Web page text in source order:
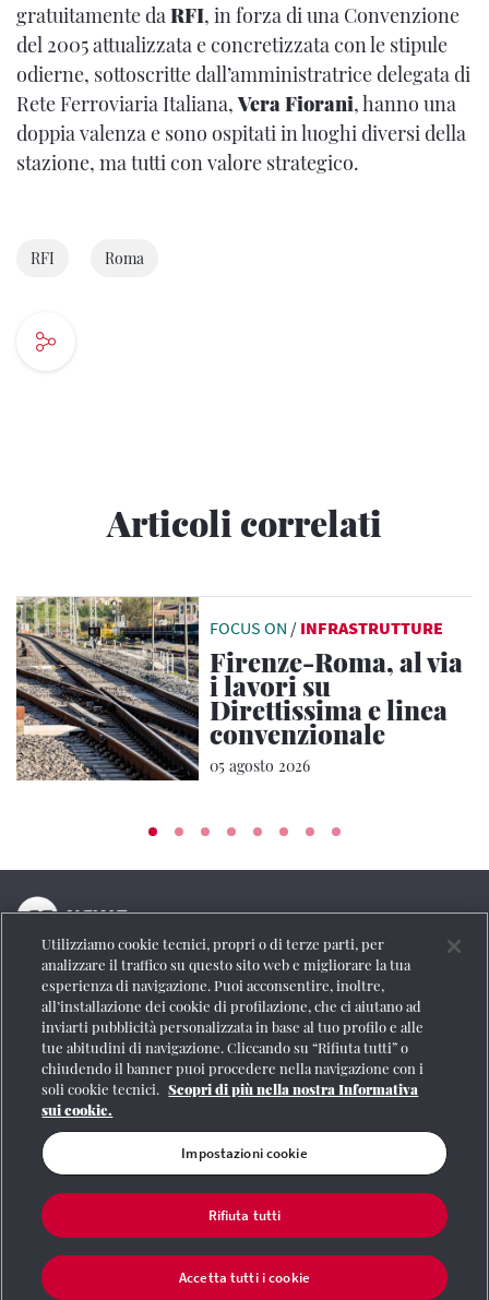
gratuitamente da RFI, in forza di una Convenzione
del 2005 attualizzata e concretizzata con le stipule
odierne, sottoscritte dall’amministratrice delegata di
Rete Ferroviaria Italiana,Vera Fiorani, hanno una
doppia valenza e sono ospitati in luoghi diversi della
stazione, ma tutti con valore strategico.
RFI Roma
Articoli correlati
FOCUS ON / INFRASTRUTTURE
Firenze-Roma, al via
i lavori su
Direttissima e linea
convenzionale
05 agosto 2026
La testata online del Gruppo FS Italiane
Social
Se vuoi contattarci o avere altre informazioni
CONTATTI
Registrazione Tribunale di Roma n° 204/2009
| |Credits | Protezione dei dati personali
Partita
Iva 06359501001
Utilizziamo cookie tecnici, propri o di terze parti, per
analizzare il traffico su questo sito web e migliorare la tua
esperienza di navigazione. Puoi acconsentire, inoltre,
all’installazione dei cookie di profilazione, che ci aiutano ad
inviarti pubblicità personalizzata in base al tuo profilo e alle
tue abitudini di navigazione. Cliccando su “Rifiuta tutti” o
chiudendo il banner puoi procedere nella navigazione con i
soli cookie tecnici. Scopri di più nella nostra Informativa
sui cookie.
Impostazioni cookie
Rifiuta tutti
Accetta tutti i cookie